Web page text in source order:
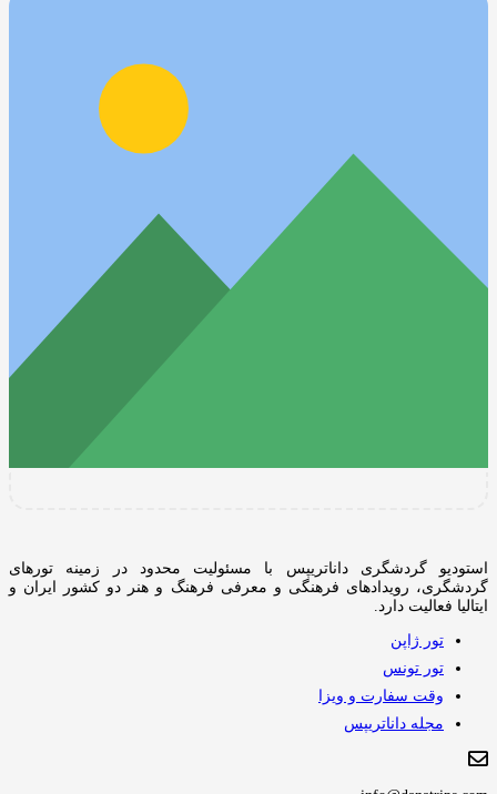
استودیو گردشگری داناتریپس با مسئولیت محدود در زمینه تورهای
گردشگری، رویدادهای فرهنگی و معرفی فرهنگ و هنر دو کشور ایران و
ایتالیا فعالیت دارد.
تور ژاپن
تور تونس
وقت سفارت و ویزا
مجله داناتریپس